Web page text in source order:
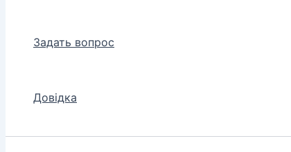
Задать вопрос
Довідка